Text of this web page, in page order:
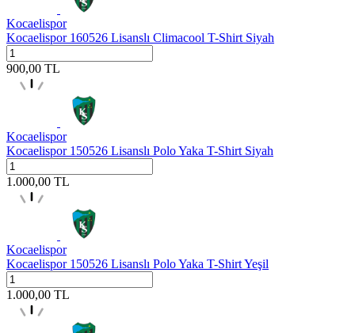
Kocaelispor
Kocaelispor 160526 Lisanslı Climacool T-Shirt Siyah
900,00 TL
Kocaelispor
Kocaelispor 150526 Lisanslı Polo Yaka T-Shirt Siyah
1.000,00 TL
Kocaelispor
Kocaelispor 150526 Lisanslı Polo Yaka T-Shirt Yeşil
1.000,00 TL